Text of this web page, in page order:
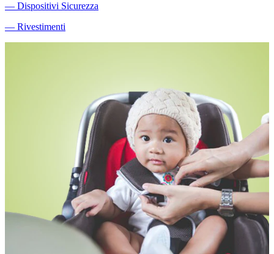
― Dispositivi Sicurezza
― Rivestimenti